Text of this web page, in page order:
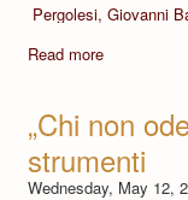
Pergolesi, Giovanni
Read more
„Chi non
strumenti
Wednesday, May 12,